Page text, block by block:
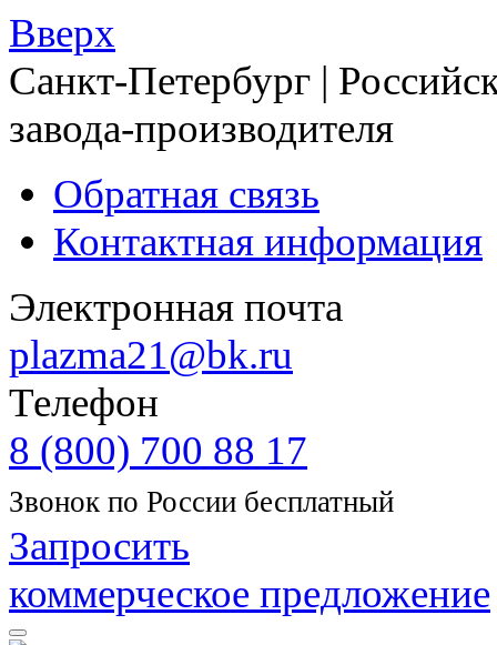
Вверх
Санкт-Петербург |
завода-производителя
Обратная связь
Контактная информация
Электронная почта
plazma21@bk.ru
Телефон
8 (800) 700 88 17
Звонок по России бесплатный
Запросить
коммерческое предложение